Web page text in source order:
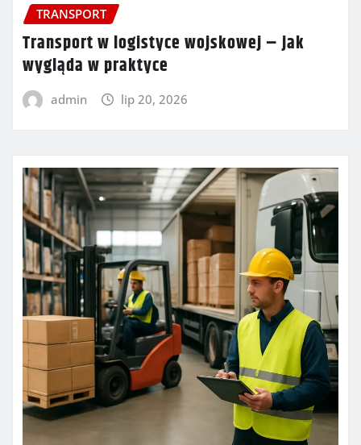
TRANSPORT
Transport w logistyce wojskowej – jak
wygląda w praktyce
admin lip 20, 2026